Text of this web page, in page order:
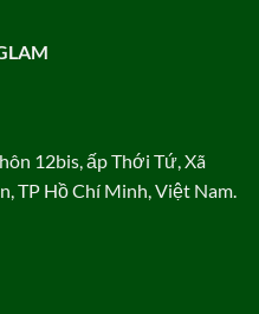
12bis, ấp Thới Tứ, Xã
TP Hồ Chí Minh, Việt Nam.